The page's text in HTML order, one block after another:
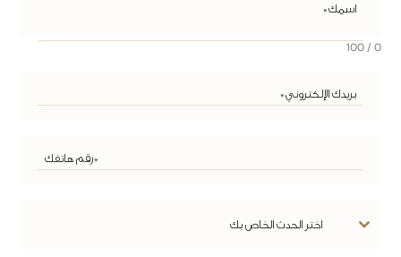
0 / 100
اختر الحدث الخاص بك